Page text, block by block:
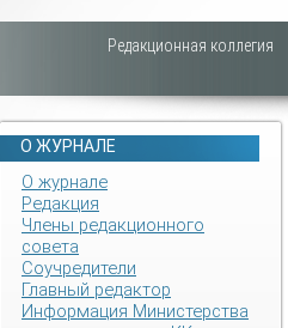
Редакционная коллегия
О ЖУРНАЛЕ
О журнале
Редакция
Члены редакционного
совета
Соучредители
Главный редактор
Информация Министерства